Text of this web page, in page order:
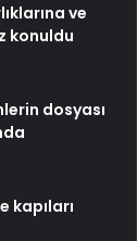
ve
konuldu
dosyası
kapıları